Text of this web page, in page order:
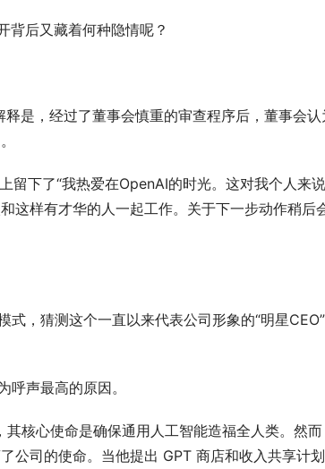
背后又藏着何种隐情呢？
是，经过了董事会慎重的审查程序后，董事会认
留下了“我热爱在OpenAI的时光。这对我个人来
这样有才华的人一起工作。关于下一步动作稍后
，猜测这个一直以来代表公司形象的“明星
呼声最高的原因。
核心使命是确保通用人工智能造福全人类。然
公司的使命。当他提出 GPT 商店和收入共享计划